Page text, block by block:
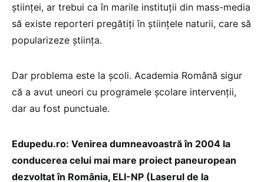
științei, ar trebui ca în marile instituții din mass-media
să existe reporteri pregătiți în științele naturii, care să
popularizeze știința.
Dar problema este la școli. Academia Română sigur
că a avut uneori cu programele școlare intervenții,
dar au fost punctuale.
Edupedu.ro: Venirea dumneavoastră în 2004 la
conducerea celui mai mare proiect paneuropean
dezvoltat în România, ELI-NP (Laserul de la